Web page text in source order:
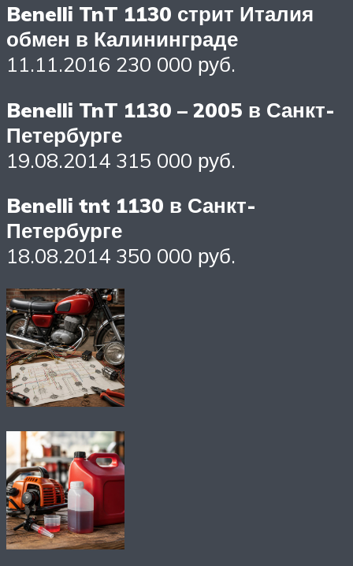
Benelli TnT 1130 стрит Италия
обмен в Калининграде
11.11.2016 230 000 руб.
Benelli TnT 1130 – 2005 в Санкт-
Петербурге
19.08.2014 315 000 руб.
Benelli tnt 1130 в Санкт-
Петербурге
18.08.2014 350 000 руб.